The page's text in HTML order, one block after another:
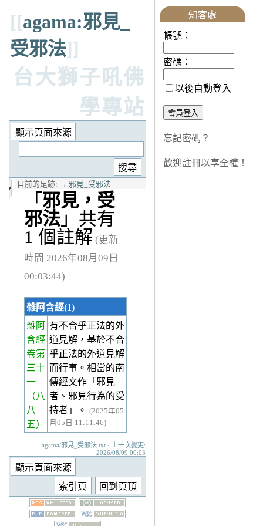
[[agama:邪見_
受邪法]]
台大獅子吼佛
學專站
目前的足跡: → 邪見_受邪法
「 邪見，受
邪法 」共有
1 個註解 (更新
時間 2026年08月09日
00:03:44)
雜阿含經(1)
雜阿
含經
卷第
三十
一
（八
八
五）
有不合乎正法的外
道見解，基於不合
乎正法的外道見解
而行事。相當的南
傳經文作「邪見
者、邪見行為的受
持者」。
(2025年05
月05日 11:11:46)
agama/邪見_受邪法.txt · 上一次變更:
2026/08/09 00:03
知客處
帳號：
密碼：
以後自動登入
忘記密碼？
歡迎註冊以享全權！